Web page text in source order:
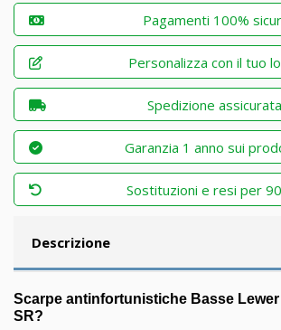
Pagamenti 100%
Personalizza con il tuo
Spedizione assicurata
Garanzia 1 anno sui
Sostituzioni e resi per
Descrizione
Scarpe antinfortunistiche Basse Lewer
SR?